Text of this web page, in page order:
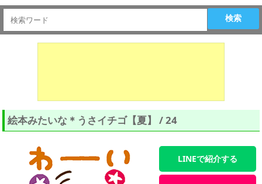
検索
絵本みたいな＊うさイチゴ【夏】 / 24
LINEで紹介する